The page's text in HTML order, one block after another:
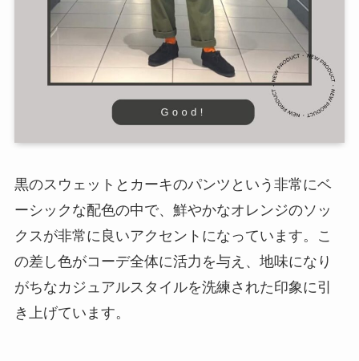
黒のスウェットとカーキのパンツという非常にベ
ーシックな配色の中で、鮮やかなオレンジのソッ
クスが非常に良いアクセントになっています。こ
の差し色がコーデ全体に活力を与え、地味になり
がちなカジュアルスタイルを洗練された印象に引
き上げています。